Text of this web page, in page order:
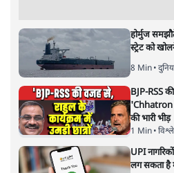
होर्मुज
स्ट्रेट को
8 Min•
BJP-RSS
'Chhatron
की भारी भीड़
1 Min•
UPI
लग सकता है